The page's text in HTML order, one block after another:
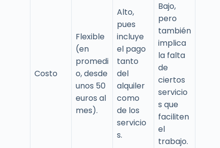
Costo
Flexible
(en
promedi
o, desde
unos 50
euros al
mes).
Alto,
pues
incluye
el pago
tanto
del
alquiler
como
de los
servicio
s.
Bajo,
pero
también
implica
la falta
de
ciertos
servicio
s que
faciliten
el
trabajo.